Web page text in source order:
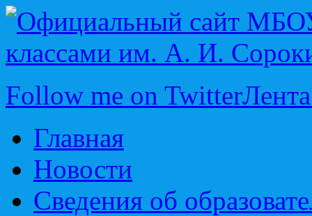
Follow me on Twitter
Главная
Новости
Сведения об